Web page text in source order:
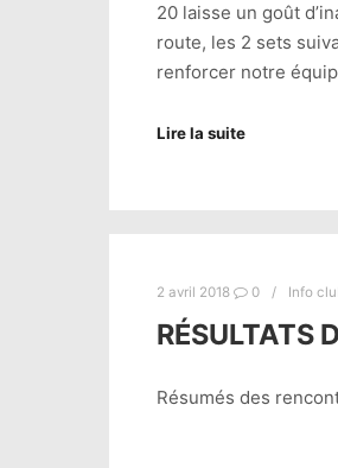
20 laisse un goût
route, les 2 sets
renforcer notre
Lire la suite
2 avril 2018 0 Info
RÉSULTATS
Résumés des